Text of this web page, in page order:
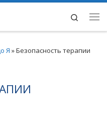
Search
Я »Безопасность терапии